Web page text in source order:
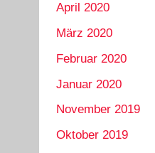
April 2020
März 2020
Februar 2020
Januar 2020
November 2019
Oktober 2019